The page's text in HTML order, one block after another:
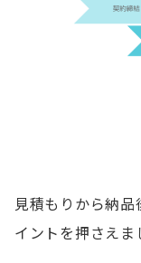
見積もりから納
イントを押さえま